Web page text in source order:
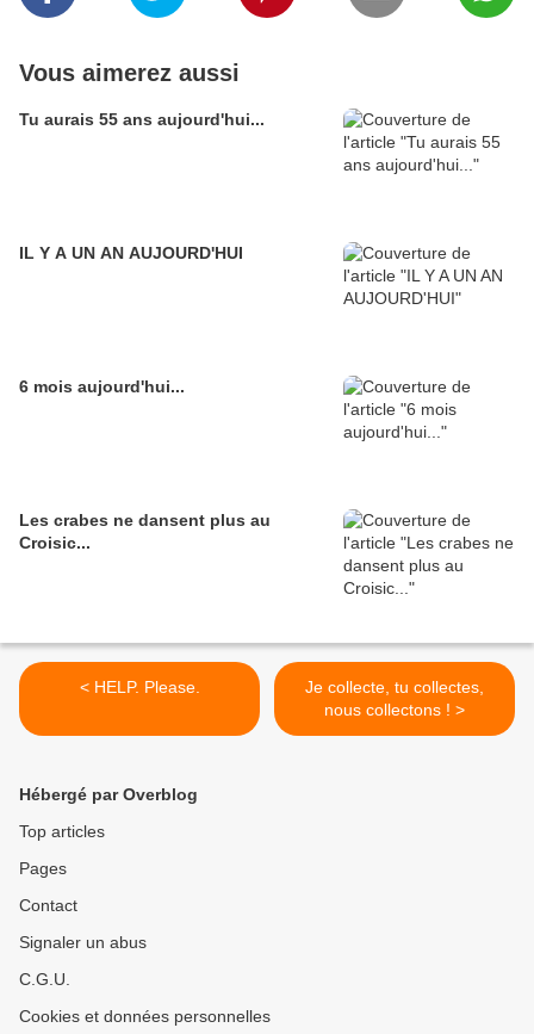
Vous aimerez aussi
Tu aurais 55 ans aujourd'hui...
IL Y A UN AN AUJOURD'HUI
6 mois aujourd'hui...
Les crabes ne dansent plus au
Croisic...
< HELP. Please.
Je collecte, tu collectes,
nous collectons ! >
Hébergé par Overblog
Top articles
Pages
Contact
Signaler un abus
C.G.U.
Cookies et données personnelles